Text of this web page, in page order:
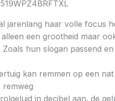
jarenlang haar volle focus
een grootheid maar
hun slogan passend
kan remmen op een
remweg
in decibel aan. de